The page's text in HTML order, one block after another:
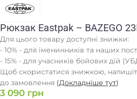
Рюкзак Eastpak – BAZEGO
Для цього товару доступні знижки:
- 10% - для іменинників та наших
- 15% - для учасників бойових дій
Щоб скористатися знижкою,
до замовлення (Докладніше тут)
3 090 грн